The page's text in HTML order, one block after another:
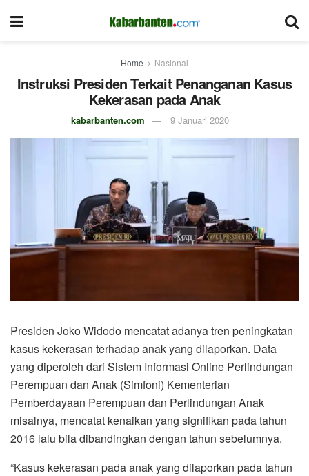
Home Nasional
Instruksi Presiden Terkait Penanganan Kasus
Kekerasan pada Anak
kabarbanten.com 9 Januari 2020
Presiden Joko Widodo mencatat adanya tren peningkatan
kasus kekerasan terhadap anak yang dilaporkan. Data
yang diperoleh dari Sistem Informasi Online Perlindungan
Perempuan dan Anak (Simfoni) Kementerian
Pemberdayaan Perempuan dan Perlindungan Anak
misalnya, mencatat kenaikan yang signifikan pada tahun
2016 lalu bila dibandingkan dengan tahun sebelumnya.
“Kasus kekerasan pada anak yang dilaporkan pada tahun